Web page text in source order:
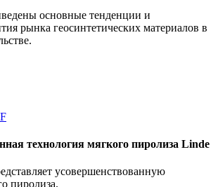
основные тенденции и
рынка геосинтетических материалов в
технология мягкого пиролиза Linde
усовершенствованную
пиролиза.